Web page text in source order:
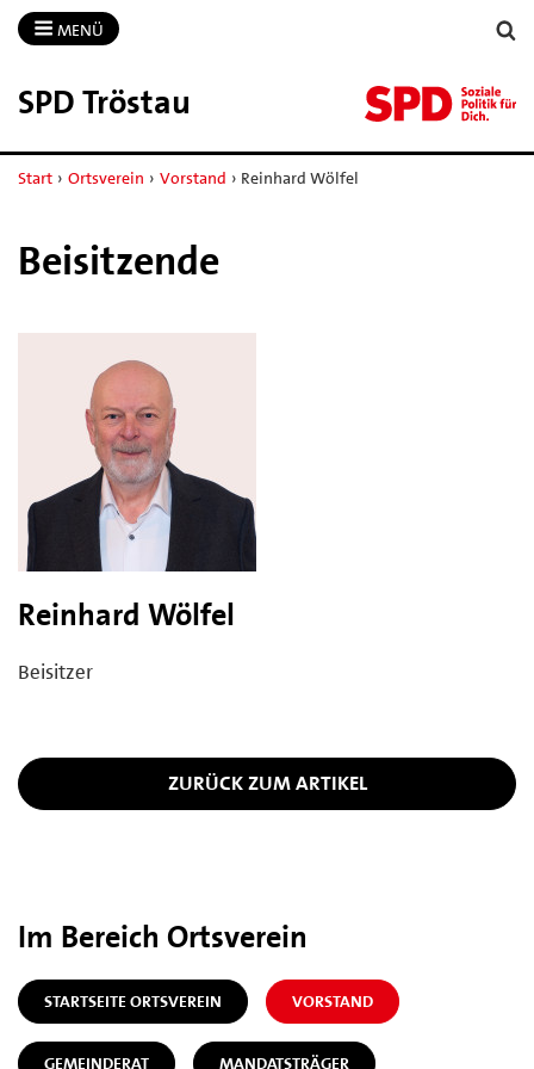
MENÜ
SPD Tröstau
Start › Ortsverein › Vorstand › Reinhard Wölfel
Beisitzende
Reinhard Wölfel
Beisitzer
ZURÜCK ZUM ARTIKEL
Im Bereich Ortsverein
STARTSEITE ORTSVEREIN VORSTAND
GEMEINDERAT MANDATSTRÄGER